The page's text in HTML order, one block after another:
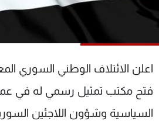
اعلن الائتلاف الوطني السوري
فتح مكتب تمثيل رسمي له في
السياسية وشؤون اللاجئين
البرامج
شاهد البرامج
عن MTV
الإنـتـاج
وظائف
تواصل معنا
شروط